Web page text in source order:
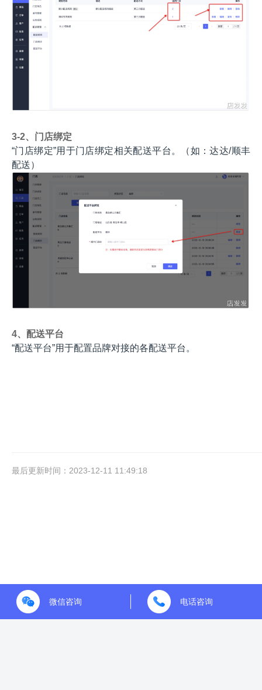
3-2、门店绑定
“门店绑定”用于门店绑定相关配送平台。（如：达达/顺丰
配送）
4、配送平台
“配送平台”用于配置品牌对接的各配送平台。
最后更新时间：2023-12-11 11:49:18
微信咨询 电话咨询